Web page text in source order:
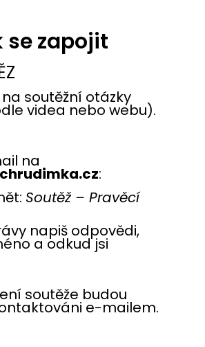
se zapojit
soutěžní otázky
videa nebo webu).
na
:
Soutěž – Pravěcí
napiš odpovědi,
a odkud jsi
soutěže budou
e-mailem.